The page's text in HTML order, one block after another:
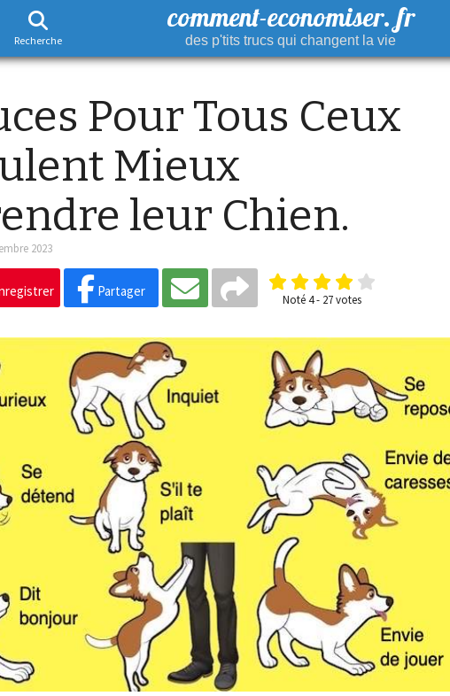
Recherche
comment-economiser. fr
des p'tits trucs qui changent la vie
Pour Tous Ceux
Mieux
leur Chien.
2023
Partager
Noté4- 27 votes